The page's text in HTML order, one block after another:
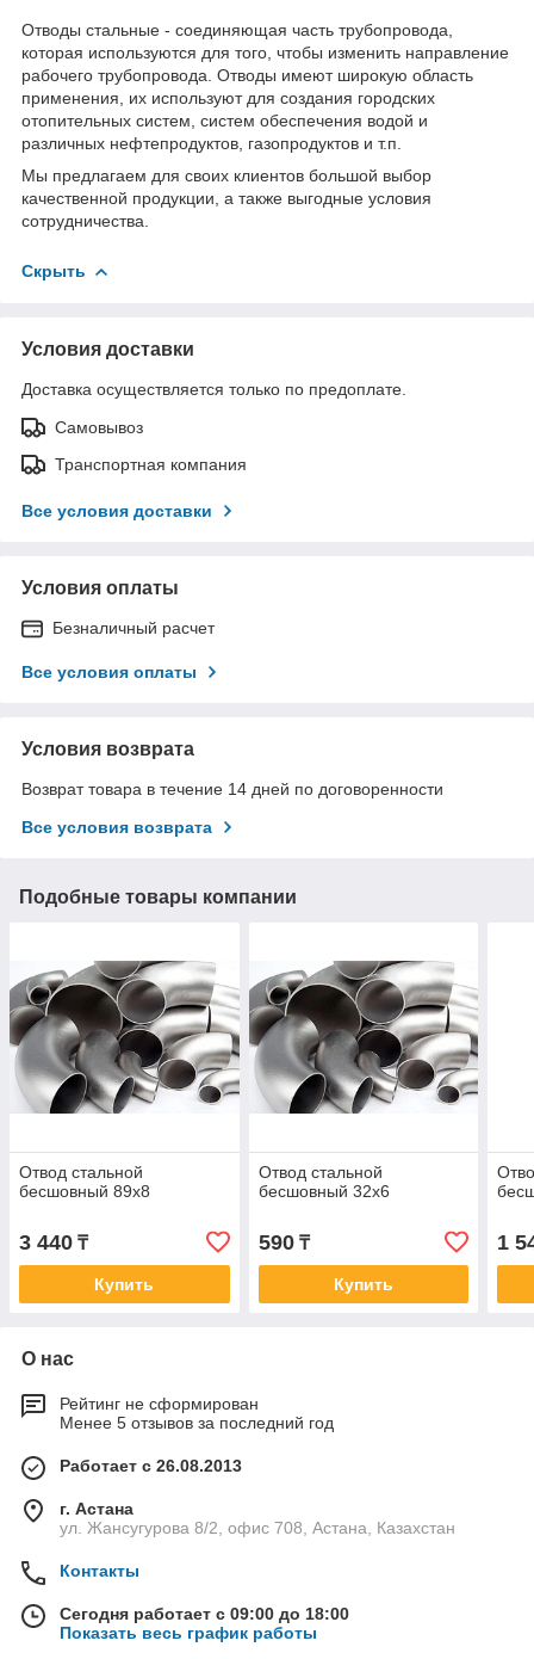
Отводы стальные - соединяющая часть трубопровода,
которая используются для того, чтобы изменить направление
рабочего трубопровода. Отводы имеют широкую область
применения, их используют для создания городских
отопительных систем, систем обеспечения водой и
различных нефтепродуктов, газопродуктов и т.п.
Мы предлагаем для своих клиентов большой выбор
качественной продукции, а также выгодные условия
сотрудничества.
Скрыть
Условия доставки
Доставка осуществляется только по предоплате.
Самовывоз
Транспортная компания
Все условия доставки
Условия оплаты
Безналичный расчет
Все условия оплаты
Условия возврата
Возврат товара в течение 14 дней по договоренности
Все условия возврата
Подобные товары компании
Отвод стальной
бесшовный 89х8
3 440 ₸
Купить
Отвод стальной
бесшовный 32х6
590₸
Купить
1
О нас
Рейтинг не сформирован
Менее 5 отзывов за последний год
Работает с 26.08.2013
г. Астана
ул. Жансугурова 8/2, офис 708, Астана, Казахстан
Контакты
Сегодня работает с 09:00 до 18:00
Показать весь график работы